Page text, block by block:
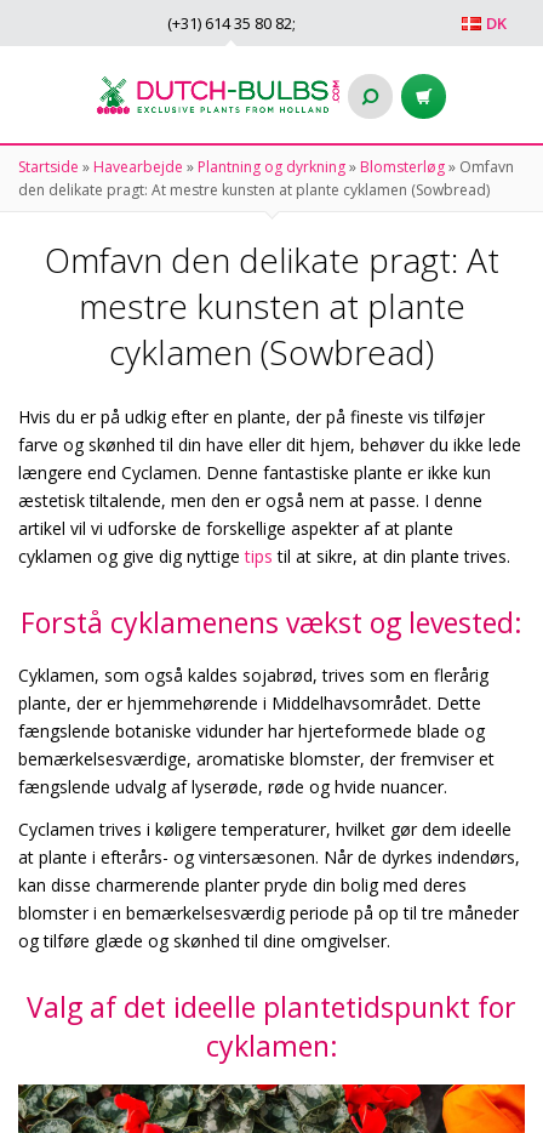
DK
(+31) 614 35 80 82;
Startside » Havearbejde » Plantning og dyrkning» Blomsterløg» Omfavn
den delikate pragt: At mestre kunsten at plante cyklamen (Sowbread)
Omfavn den delikate pragt: At
mestre kunsten at plante
cyklamen (Sowbread)
Hvis du er på udkig efter en plante, der på fineste vis tilføjer
farve og skønhed til din have eller dit hjem, behøver du ikke lede
længere end Cyclamen. Denne fantastiske plante er ikke kun
æstetisk tiltalende, men den er også nem at passe. I denne
artikel vil vi udforske de forskellige aspekter af at plante
cyklamen og give dig nyttigetips til at sikre, at din plante trives.
Forstå cyklamenens vækst og levested:
Cyklamen, som også kaldes sojabrød, trives som en flerårig
plante, der er hjemmehørende i Middelhavsområdet. Dette
fængslende botaniske vidunder har hjerteformede blade og
bemærkelsesværdige, aromatiske blomster, der fremviser et
fængslende udvalg af lyserøde, røde og hvide nuancer.
Cyclamen trives i køligere temperaturer, hvilket gør dem ideelle
at plante i efterårs- og vintersæsonen. Når de dyrkes indendørs,
kan disse charmerende planter pryde din bolig med deres
blomster i en bemærkelsesværdig periode på op til tre måneder
og tilføre glæde og skønhed til dine omgivelser.
Valg af det ideelle plantetidspunkt for
cyklamen: